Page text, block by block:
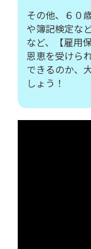
その他、６０
や簿記検定な
など、【雇用
恩恵を受けら
できるのか、
しょう！